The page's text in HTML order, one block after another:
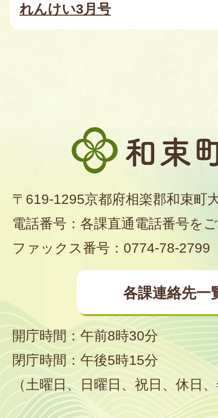
れんけい3月号
和
束
役
場
〒619-1295京都府相楽郡和束町
電話番号：各課直通電話番号を
ファックス番号：0774-78-2799
各課連絡先一
開庁時間：午前8時30分
閉庁時間：午後5時15分
（土曜日、日曜日、祝日、休日